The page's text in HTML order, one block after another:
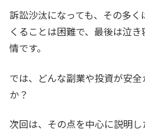
訴訟沙汰になっても、その多
くることは困難で、最後は泣
情です。
では、どんな副業や投資が安
か？
次回は、その点を中心に説明し